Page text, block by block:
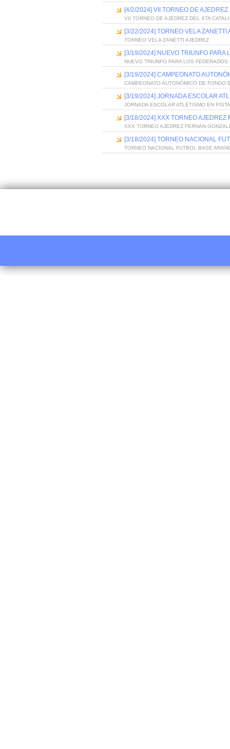
[4/2/2024] VII TORNEO DE
VII TORNEO DE AJEDREZ DEL STA
[3/22/2024] TORNEO VELA ZANETTI
TORNEO VELA ZANETTI AJEDREZ
[3/19/2024] NUEVO TRIUNFO PARA
NUEVO TRIUNFO PARA LOS FEDERADOS
[3/19/2024] CAMPEONATO
CAMPEONATO AUTONÓMICO DE FONDO
[3/19/2024] JORNADA ESCOLAR
JORNADA ESCOLAR ATLETISMO EN
[3/18/2024] XXX TORNEO AJEDREZ
XXX TORNEO AJEDREZ FERNAN
[3/18/2024] TORNEO NACIONAL
TORNEO NACIONAL FUTBOL BASE